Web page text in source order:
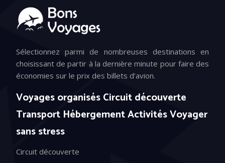
Sélectionnez parmi de nombreuses destinations en
choisissant de partir à la dernière minute pour faire des
économies sur le prix des billets d’avion.
Voyages organisés Circuit découverte
Transport Hébergement Activités Voyager
sans stress
Circuit découverte